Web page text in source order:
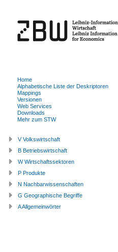
Home
Alphabetische Liste der Deskriptoren
Mappings
Versionen
Web Services
Downloads
Mehr zum STW
V Volkswirtschaft
B Betriebswirtschaft
W Wirtschaftssektoren
P Produkte
N Nachbarwissenschaften
G Geographische Begriffe
A Allgemeinwörter